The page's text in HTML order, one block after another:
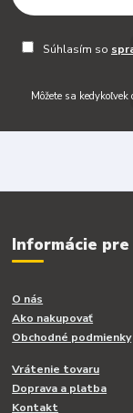
Súhlasím so
Môžete sa
Informácie
O nás
Ako nakupovať
Obchodné podmienky
Vrátenie tovaru
Doprava a platba
Kontakt